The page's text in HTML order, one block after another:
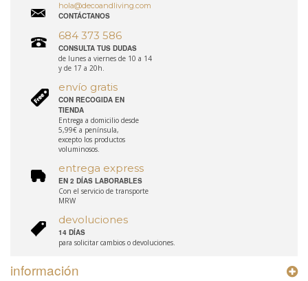
hola@decoandliving.com
CONTÁCTANOS
684 373 586
CONSULTA TUS DUDAS
de lunes a viernes de 10 a 14
y de 17 a 20h.
envío gratis
CON RECOGIDA EN
TIENDA
Entrega a domicilio desde
5,99€ a península,
excepto los productos
voluminosos.
entrega express
EN 2 DÍAS LABORABLES
Con el servicio de transporte
MRW
devoluciones
14 DÍAS
para solicitar cambios o devoluciones.
información